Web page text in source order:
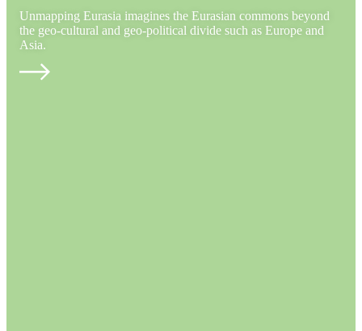
Unmapping Eurasia imagines the Eurasian commons beyond
the geo-cultural and geo-political divide such as Europe and
Asia.